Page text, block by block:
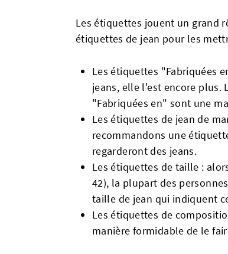
Les étiquettes jouent un grand
étiquettes de jean pour les
Les étiquettes "Fabriquées
jeans, elle l'est encore plus.
"Fabriquées en" sont une
Les étiquettes de jean de
recommandons une
regarderont des jeans.
Les étiquettes de taille :
42), la plupart des
taille de jean qui indiquent
Les étiquettes de
manière formidable de le